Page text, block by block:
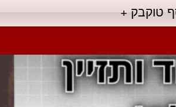
טוקבק +